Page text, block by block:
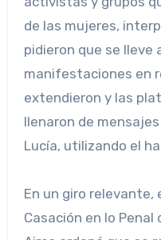
de las mujeres,
pidieron que se lleve
manifestaciones en
extendieron y las
llenaron de
Lucía, utilizando el
En un giro relevante,
Casación en lo Penal